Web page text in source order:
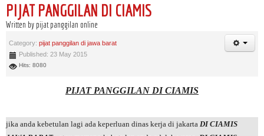
PIJAT PANGGILAN DI CIAMIS
Written by pijat panggilan online
Category: pijat panggilan di jawa barat
Published: 23 May 2015
Hits: 8080
PIJAT PANGGILAN DI CIAMIS
jika anda kebetulan lagi ada keperluan dinas kerja di jakarta DI CIAMIS